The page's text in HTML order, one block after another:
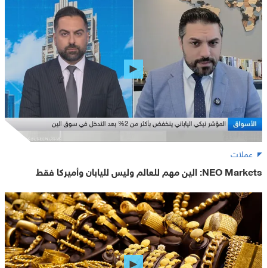
عملات
NEO Markets: الين مهم للعالم وليس لليابان وأميركا فقط